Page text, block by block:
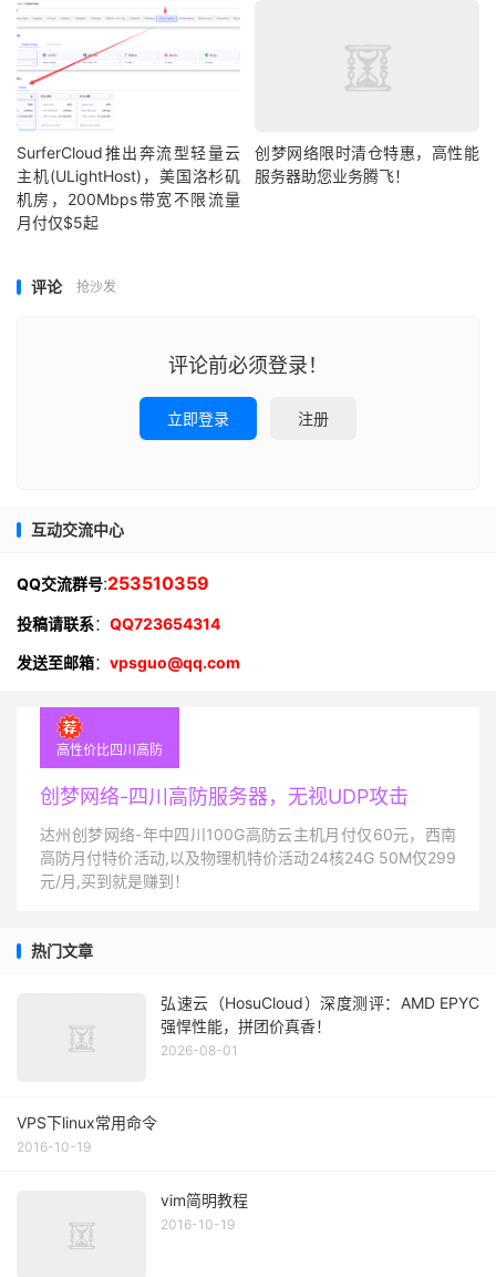
SurferCloud推出奔流型轻量云
主机(ULightHost)，美国洛杉矶
机房，200Mbps带宽不限流量
月付仅$5起
创梦网络限时清仓特惠，高性能
服务器助您业务腾飞！
评论 抢沙发
评论前必须登录！
立即登录 注册
互动交流中心
QQ交流群号:253510359
投稿请联系： QQ723654314
发送至邮箱： vpsguo@qq.com
高性价比四川高防
创梦网络-四川高防服务器，无视UDP攻击
达州创梦网络-年中四川100G高防云主机月付仅60元，西南
高防月付特价活动,以及物理机特价活动24核24G 50M仅299
元/月,买到就是赚到！
热门文章
弘速云（HosuCloud）深度测评：AMD EPYC
强悍性能，拼团价真香！
2026-08-01
VPS下linux常用命令
2016-10-19
vim简明教程
2016-10-19